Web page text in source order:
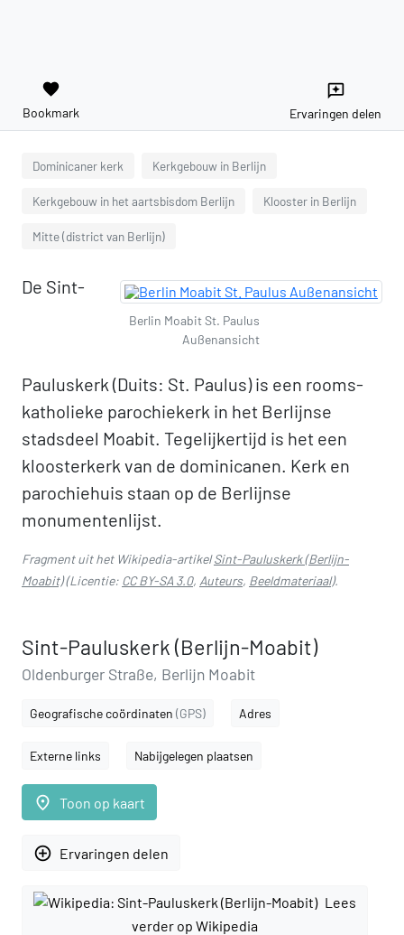
favorite
Bookmark
reviews
Ervaringen delen
Dominicaner kerk Kerkgebouw in Berlijn
Kerkgebouw in het aartsbisdom Berlijn Klooster in Berlijn
Mitte (district van Berlijn)
Berlin Moabit St. Paulus
Außenansicht
De Sint-
Pauluskerk (Duits: St. Paulus) is een rooms-
katholieke parochiekerk in het Berlijnse
stadsdeel Moabit. Tegelijkertijd is het een
kloosterkerk van de dominicanen. Kerk en
parochiehuis staan op de Berlijnse
monumentenlijst.
Fragment uit het Wikipedia-artikelSint-Pauluskerk (Berlijn-
Moabit)(Licentie: CC BY-SA 3.0, Auteurs, Beeldmateriaal).
Sint-Pauluskerk (Berlijn-Moabit)
Oldenburger Straße, Berlijn Moabit
Geografische coördinaten (GPS) Adres
Externe links Nabijgelegen plaatsen
place Toon op kaart
add_circle_outline Ervaringen delen
Lees
verder op Wikipedia